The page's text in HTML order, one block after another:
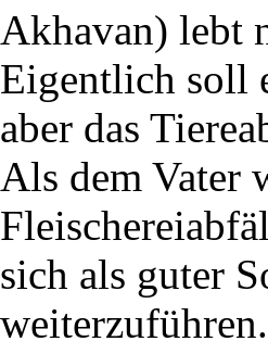
Akhavan) lebt
Eigentlich soll
aber das
Als dem Vater
sich als guter